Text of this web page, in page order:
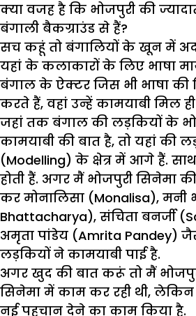
क्या वजह है कि भोजपुरी की
बंगाली बैकग्राउंड से हैं?
सच कहूं तो बंगालियों के खून में
यहां के कलाकारों के लिए भाषा
बंगाल के ऐक्टर जिस भी भाषा
करते हैं, वहां उन्हें कामयाबी मिल ही
जहां तक बंगाल की लड़कियों के
कामयाबी की बात है, तो यहां की
(Modelling) के क्षेत्र में आगे हैं.
होती हैं. अगर मैं भोजपुरी सिनेमा
कर मोनालिसा (Monalisa), मनी
Bhattacharya), संचिता बनर्जी
अमृता पांडेय (Amrita Pandey)
लड़कियों ने कामयाबी पाई है.
अगर खुद की बात करूं तो मैं
सिनेमा में काम कर रही थी,
नई पहचान देने का काम किया है.